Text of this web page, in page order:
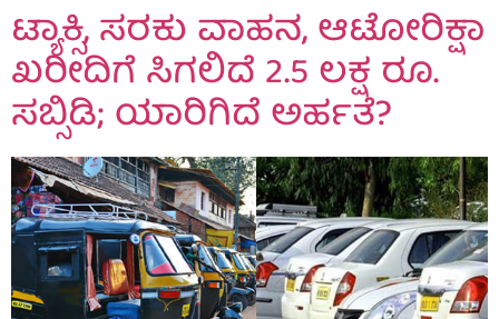
ಟ್ಯಾಕ್ಸಿ, ಸರಕು ವಾಹನ, ಆಟೋರಿಕ್ಷಾ
ಖರೀದಿಗೆ ಸಿಗಲಿದೆ 2.5 ಲಕ್ಷ ರೂ.
ಸಬ್ಸಿಡಿ; ಯಾರಿಗಿದೆ ಅರ್ಹತೆ?